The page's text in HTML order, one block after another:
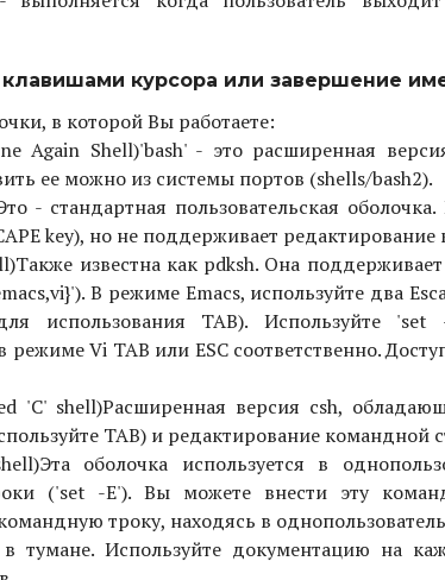
курсора или завершение
в которой Вы работаете:
Again Shell)'bash' - это расширенная
ее можно из системы портов (shells/bash2).
- стандартная пользовательская
key), но не поддерживает
Также известна как pdksh. Она
В режиме Emacs, используйте два
использования TAB). Используйте
режиме Vi TAB или ESC соответственно.
'C' shell)Расширенная версия csh,
TAB) и редактирование командной
Эта оболочка используется в
('set -E'). Вы можете внести эту
троку, находясь в
тумане. Используйте документацию на